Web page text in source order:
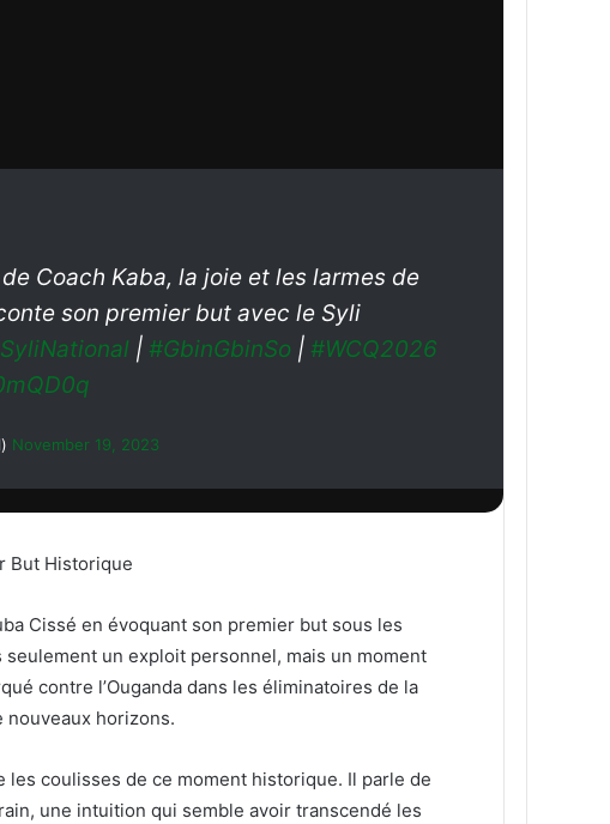
Coach Kaba, la joie et les larmes de
son premier but avec le Syli
| #GbinGbinSo | #WCQ2026
November 19, 2023
But Historique
Cissé en évoquant son premier but sous les
un exploit personnel, mais un moment
contre l’Ouganda dans les éliminatoires de la
nouveaux horizons.
coulisses de ce moment historique. Il parle de
une intuition qui semble avoir transcendé les